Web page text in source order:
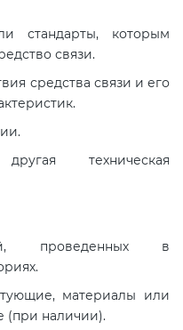
стандарты, которым
связи.
средства связи и его
техническая
проведенных в
материалы или
(при наличии).